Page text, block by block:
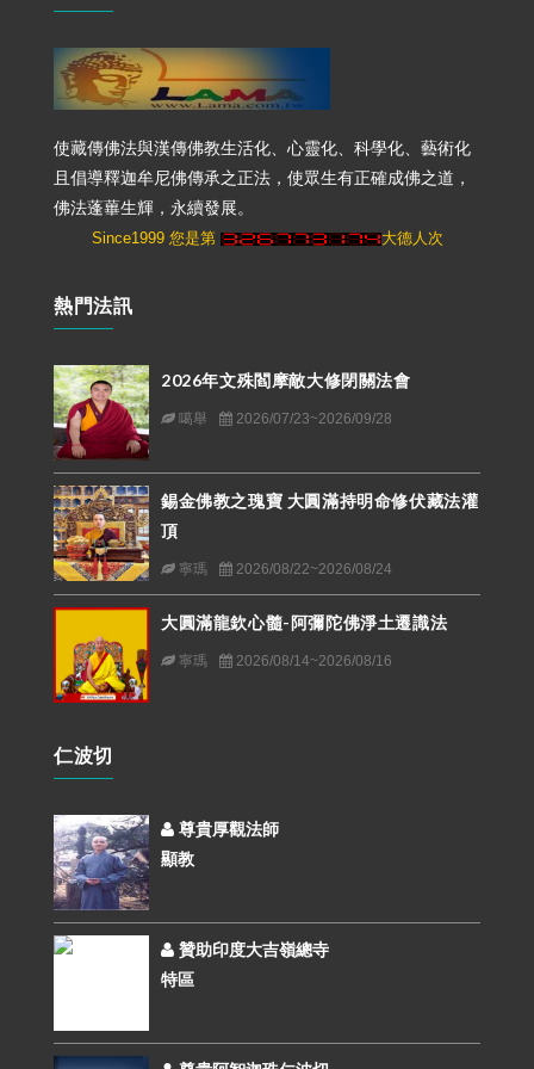
使藏傳佛法與漢傳佛教生活化、心靈化、科學化、藝術化
且倡導釋迦牟尼佛傳承之正法，使眾生有正確成佛之道，
佛法蓬蓽生輝，永續發展。
Since1999 您是第 大德人次
熱門法訊
2026年文殊閻摩敵大修閉關法會
噶舉 2026/07/23~2026/09/28
錫金佛教之瑰寶 大圓滿持明命修伏藏法灌
頂
寧瑪 2026/08/22~2026/08/24
大圓滿龍欽心髓-阿彌陀佛淨土遷識法
寧瑪 2026/08/14~2026/08/16
仁波切
尊貴厚觀法師
顯教
贊助印度大吉嶺總寺
特區